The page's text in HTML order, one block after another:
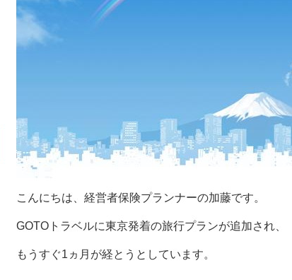
こんにちは、経営者保険プランナーの加藤です。
GOTO トラベルに東京発着の旅行プランが追加され、
もうすぐ1ヵ月が経とうとしています。